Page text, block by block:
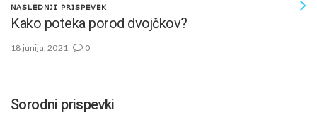
NASLEDNJI PRISPEVEK
Kako poteka porod dvojčkov?
18 junija, 2021 0
Sorodni prispevki